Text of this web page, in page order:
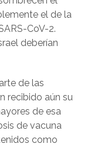
el de la
CoV-2.
deberían
de las
recibido aún su
de esa
de vacuna
como